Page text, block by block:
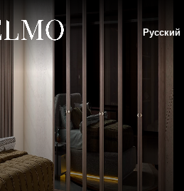
Русский